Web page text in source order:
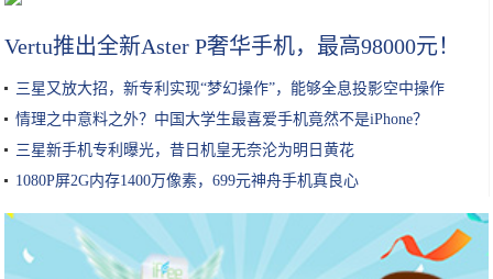
Vertu推出全新Aster P奢华手机，最高98000元！
三星又放大招，新专利实现“梦幻操作”，能够全息投影空中操作
情理之中意料之外？中国大学生最喜爱手机竟然不是iPhone？
三星新手机专利曝光，昔日机皇无奈沦为明日黄花
1080P屏2G内存1400万像素，699元神舟手机真良心